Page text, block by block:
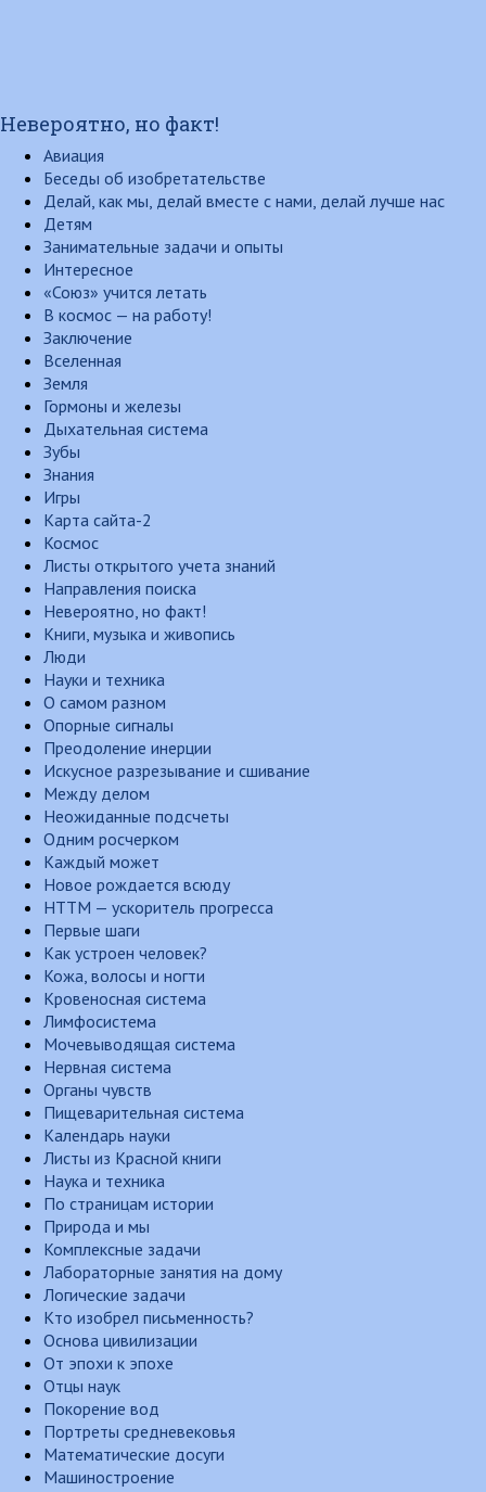
Невероятно, но факт!
Авиация
Беседы об изобретательстве
Делай, как мы, делай вместе с нами, делай лучше нас
Детям
Занимательные задачи и опыты
Интересное
«Союз» учится летать
В космос — на работу!
Заключение
Вселенная
Земля
Гормоны и железы
Дыхательная система
Зубы
Знания
Игры
Карта сайта-2
Космос
Листы открытого учета знаний
Направления поиска
Невероятно, но факт!
Книги, музыка и живопись
Люди
Науки и техника
О самом разном
Опорные сигналы
Преодоление инерции
Искусное разрезывание и сшивание
Между делом
Неожиданные подсчеты
Одним росчерком
Каждый может
Новое рождается всюду
НТТМ — ускоритель прогресса
Первые шаги
Как устроен человек?
Кожа, волосы и ногти
Кровеносная система
Лимфосистема
Мочевыводящая система
Нервная система
Органы чувств
Пищеварительная система
Календарь науки
Листы из Красной книги
Наука и техника
По страницам истории
Природа и мы
Комплексные задачи
Лабораторные занятия на дому
Логические задачи
Кто изобрел письменность?
Основа цивилизации
От эпохи к эпохе
Отцы наук
Покорение вод
Портреты средневековья
Математические досуги
Машиностроение